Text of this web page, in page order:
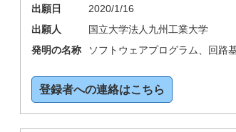
出願日
2020/1/16
出願人
国立大学法人九州工業大学
発明の名称
ソフトウェアプログラム、回路
登録者への連絡はこちら